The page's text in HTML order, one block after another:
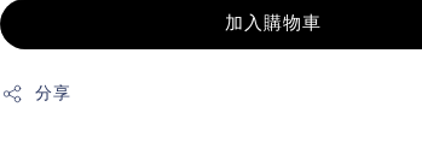
加入購物車
分享